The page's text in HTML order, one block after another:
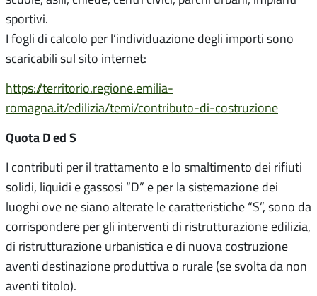
sportivi.
I fogli di calcolo per l’individuazione degli importi sono
scaricabili sul sito internet:
https://territorio.regione.emilia-
romagna.it/edilizia/temi/contributo-di-costruzione
Quota D ed S
I contributi per il trattamento e lo smaltimento dei rifiuti
solidi, liquidi e gassosi “D” e per la sistemazione dei
luoghi ove ne siano alterate le caratteristiche “S”, sono da
corrispondere per gli interventi di ristrutturazione edilizia,
di ristrutturazione urbanistica e di nuova costruzione
aventi destinazione produttiva o rurale (se svolta da non
aventi titolo).